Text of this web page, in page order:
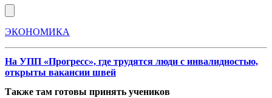
ЭКОНОМИКА
На УПП «Прогресс», где трудятся люди с инвалидностью,
открыты вакансии швей
Также там готовы принять учеников